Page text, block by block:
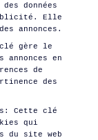
données
Elle
annonces.
gère le
annonces en
de
des
:
Cette clé
qui
du site web